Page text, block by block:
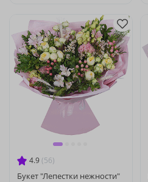
4.9 (56)
Букет "Лепестки нежности"